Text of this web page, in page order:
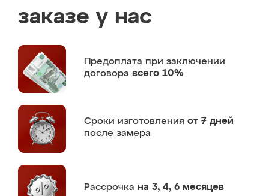
заказе у нас
Предоплата при заключении
договора всего 10%
Сроки изготовления от 7 дней
после замера
Рассрочка на 3, 4, 6 месяцев